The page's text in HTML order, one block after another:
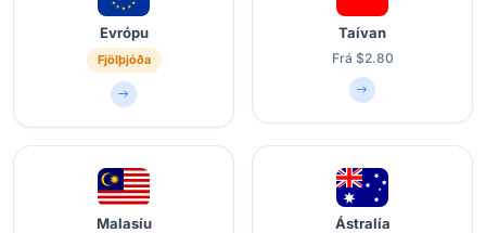
Evrópu
Fjölþjóða
Taívan
Frá $2.80
Malasíu Ástralía